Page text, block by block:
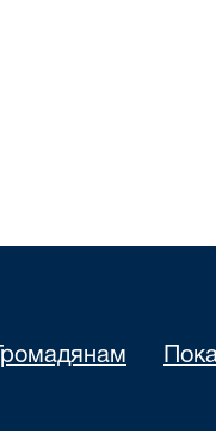
Громадянам